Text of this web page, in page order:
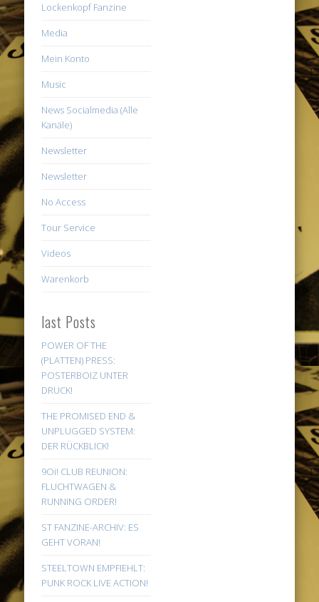
Lockenkopf Fanzine
Media
Mein Konto
Music
News Socialmedia (Alle
Kanäle)
Newsletter
Newsletter
No Access
Tour Service
Videos
Warenkorb
last Posts
POWER OF THE
(PLATTEN) PRESS:
POSTERBOIZ UNTER
DRUCK!
THE PROMISED END &
UNPLUGGED SYSTEM:
DER RÜCKBLICK!
9Oi! CLUB REUNION:
FLUCHTWAGEN &
RUNNING ORDER!
ST FANZINE-ARCHIV: ES
GEHT VORAN!
STEELTOWN EMPFIEHLT:
PUNK ROCK LIVE ACTION!